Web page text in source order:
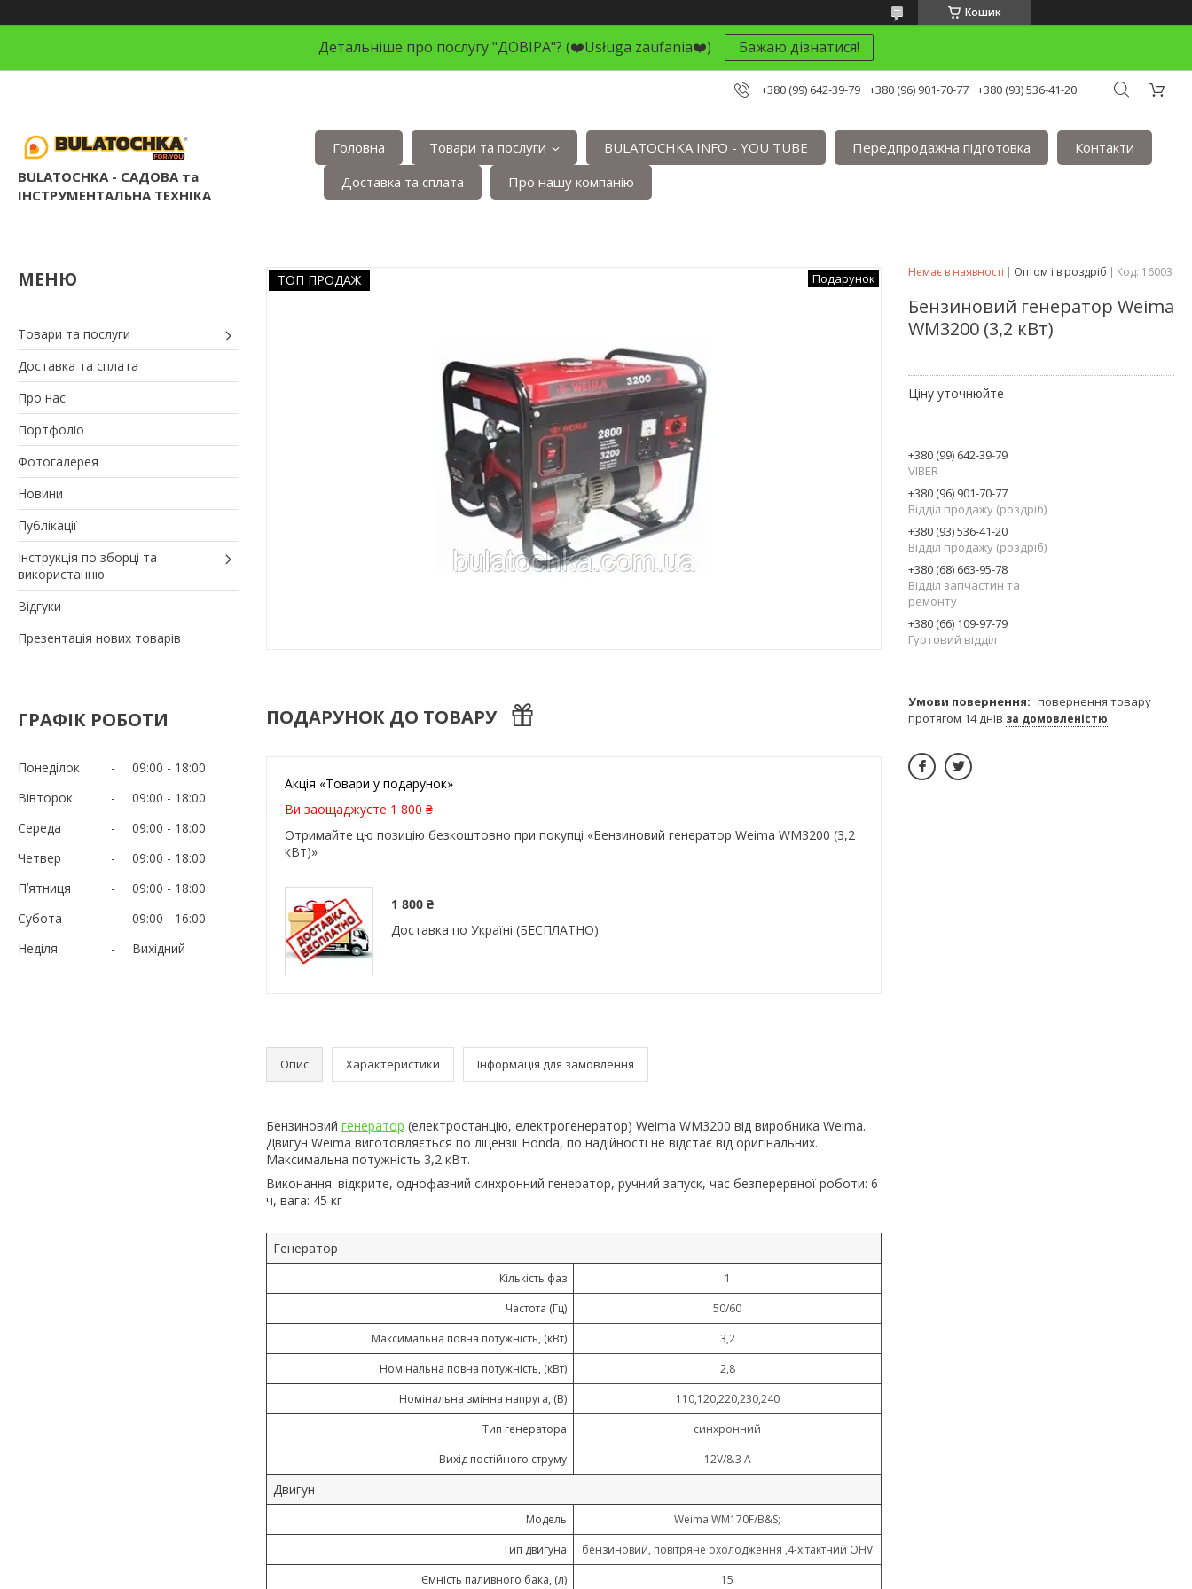
Кошик
Детальніше про послугу "ДОВІРА"? (❤️Usługa zaufania❤️) Бажаю дізнатися!
+380 (99) 642-39-79 +380 (96) 901-70-77 +380 (93) 536-41-20
BULATOCHKA - САДОВА та
ІНСТРУМЕНТАЛЬНА ТЕХНІКА
Головна Товари та послуги BULATOCHKA INFO - YOU TUBE Передпродажна підготовка
Контакти
Доставка та сплата
Про нашу компанію
Товари та послуги
Доставка та сплата
Про нас
Портфоліо
Фотогалерея
Новини
Публікації
Інструкція по зборці та
використанню
Відгуки
Презентація нових товарів
ГРАФІК РОБОТИ
Понеділок 09:00
18:00
Вівторок
09:00
18:00
Середа
09:00
18:00
Четвер
09:00
18:00
Пʼятниця
09:00
18:00
Субота
09:00
16:00
Неділя
Вихідний
ТОП ПРОДАЖ Подарунок
ПОДАРУНОК ДО ТОВАРУ
Акція «Товари у подарунок»
Ви заощаджуєте 1 800 ₴
Отримайте цю позицію безкоштовно при покупці «Бензиновий генератор Weima WM3200 (3,2
кВт)»
1 800 ₴
Доставка по Україні (БЕСПЛАТНО)
Опис Характеристики Інформація для замовлення
Бензиновий генератор (електростанцію, електрогенератор) Weima WM3200 від виробника Weima.
Двигун Weima виготовляється по ліцензії Honda, по надійності не відстає від оригінальних.
Максимальна потужність 3,2 кВт.
Виконання: відкрите, однофазний синхронний генератор, ручний запуск, час безперервної роботи: 6
ч, вага: 45 кг
Генератор
Кількість фаз
1
Частота (Гц)
50/60
Максимальна повна потужність, (кВт)
3,2
Номінальна повна потужність, (кВт)
2,8
Номінальна змінна напруга, (В)
110,120,220,230,240
Тип генератора
синхронний
Вихід постійного струму
12V/8.3 A
Двигун
Модель
Weima WM170F/B&S;
Тип двигуна
бензиновий, повітряне охолодження ,4-х тактний OHV
Ємність паливного бака, (л)
15
Немає в наявності Оптом і в роздріб Код: 16003
Бензиновий генератор Weima
WM3200 (3,2 кВт)
Ціну уточнюйте
+380 (99) 642-39-79
VIBER
+380 (96) 901-70-77
Відділ продажу (роздріб)
+380 (93) 536-41-20
Відділ продажу (роздріб)
+380 (68) 663-95-78
Відділ запчастин та
ремонту
+380 (66) 109-97-79
Гуртовий відділ
повернення товару
протягом 14 днів за домовленістю